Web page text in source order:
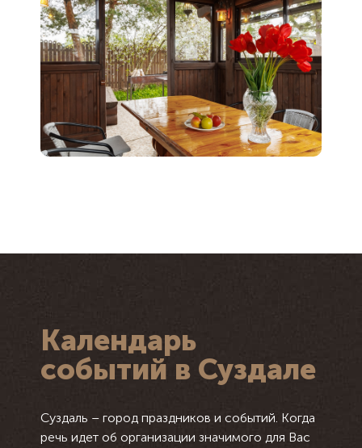
Календарь
событий в Суздале
Суздаль – город праздников и событий. Когда
речь идет об организации значимого для Вас